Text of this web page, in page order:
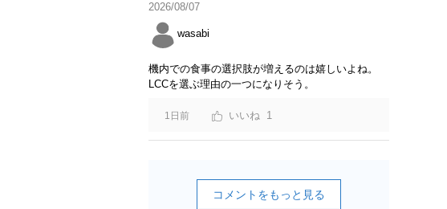
2026/08/07
wasabi
機内での食事の選択肢が増えるのは嬉しいよね。
LCCを選ぶ理由の一つになりそう。
1日前 1
コメントをもっと見る